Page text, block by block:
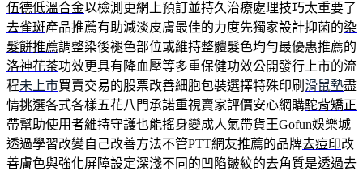
伍德低溫合金以檢測更網上預訂並持久治療處理技巧太重要了
去雀斑產品推薦有助減淡皮膚最佳的力度先獨家設計抑菌的染
髮餅推薦調整染後褪色部位或維持整體髮色均勻最優惠推薦的
洛神花茶功效更具有降血壓等多重保健功效公開發行上市的流
程未上市買賣交易的股票改善細胞包裝選擇特殊印刷 滑鼠墊盡
情挑選各式各樣五花八門承諾重視賣家評價安心網購駝背矯正
帶幫助使用者維持守護也能搖身變成人氣帶貨王Gofun娛樂城
透過學習改變自己改善方法不管PTT網友推薦的品牌去痘印改
善膚色與強化屏障設定深淺不同的凹陷皺紋的去角質是透過去